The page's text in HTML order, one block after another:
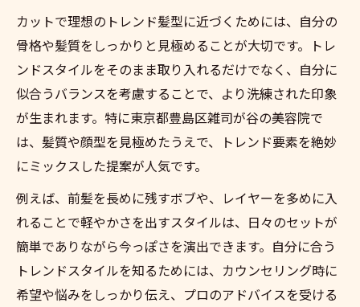
カットで旬のスタイルを自然に取り入れる
コツ
なぜトレンド重視のカットが注目されるの
か
カット技術とトレンドの絶妙なバランスを
探る
印象を左右するカット術の進化と選び方
扱いやすさと旬の両立をカットで実現
カットで扱いやすさとトレンド感を両立さ
せる方法
日常で楽に決まる旬スタイルのカットポイ
カットで理想のトレンド髪型に近づくためには、自分の
骨格や髪質をしっかりと見極めることが大切です。トレ
ンドスタイルをそのまま取り入れるだけでなく、自分に
似合うバランスを考慮することで、より洗練された印象
が生まれます。特に東京都豊島区雑司が谷の美容院で
は、髪質や顔型を見極めたうえで、トレンド要素を絶妙
にミックスした提案が人気です。
例えば、前髪を長めに残すボブや、レイヤーを多めに入
れることで軽やかさを出すスタイルは、日々のセットが
簡単でありながら今っぽさを演出できます。自分に合う
トレンドスタイルを知るためには、カウンセリング時に
希望や悩みをしっかり伝え、プロのアドバイスを受ける